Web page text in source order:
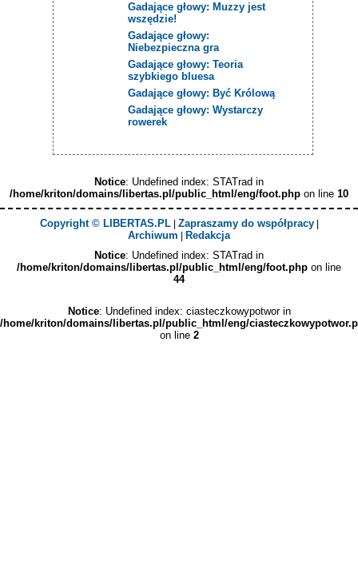
Gadające głowy: Muzzy jest
wszędzie!
Gadające głowy:
Niebezpieczna gra
Gadające głowy: Teoria
szybkiego bluesa
Gadające głowy: Być Królową
Gadające głowy: Wystarczy
rowerek
Notice: Undefined index: STATrad in
/home/kriton/domains/libertas.pl/public_html/eng/foot.php on line 10
Copyright © LIBERTAS.PL| Zapraszamy do współpracy|
Archiwum
Redakcja
Notice: Undefined index: STATrad in
/home/kriton/domains/libertas.pl/public_html/eng/foot.php on line
44
Notice: Undefined index: ciasteczkowypotwor in
/home/kriton/domains/libertas.pl/public_html/eng/
on line 2